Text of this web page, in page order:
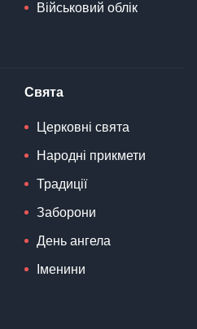
Військовий облік
Свята
Церковні свята
Народні прикмети
Традиції
Заборони
День ангела
Іменини